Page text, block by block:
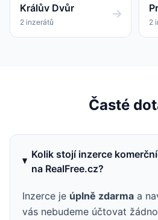
Králův Dvůr
2 inzerátů 2
Časté
Kolik stojí inzerce
na RealFree.cz?
Inzerce je úplně zdarma a
vás nebudeme účtovat